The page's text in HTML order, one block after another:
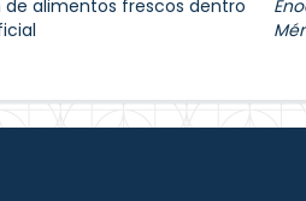
alimentos frescos dentro